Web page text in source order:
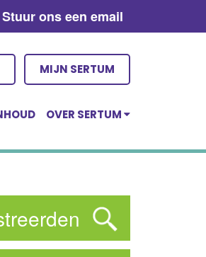
Stuur ons een email
MIJN SERTUM
OVER SERTUM